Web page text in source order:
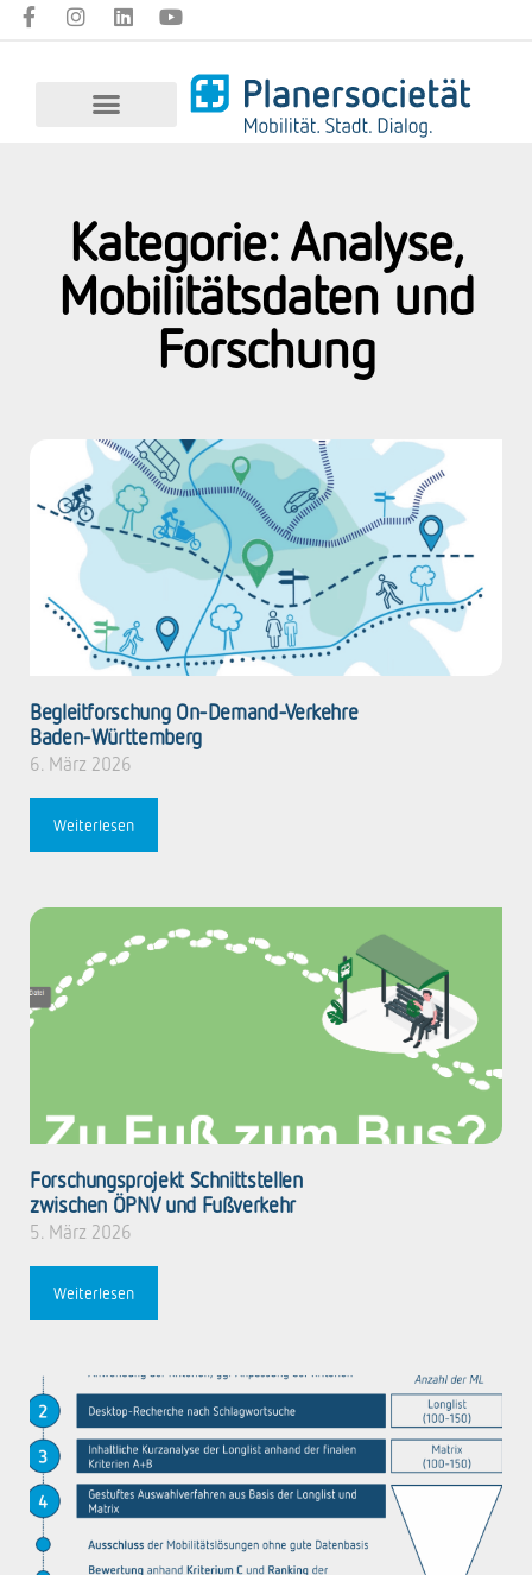
Kategorie: Analyse,
Mobilitätsdaten und
Forschung
Begleitforschung On-Demand-Verkehre
Baden-Württemberg
6. März 2026
Weiterlesen
Forschungsprojekt Schnittstellen
zwischen ÖPNV und Fußverkehr
5. März 2026
Weiterlesen